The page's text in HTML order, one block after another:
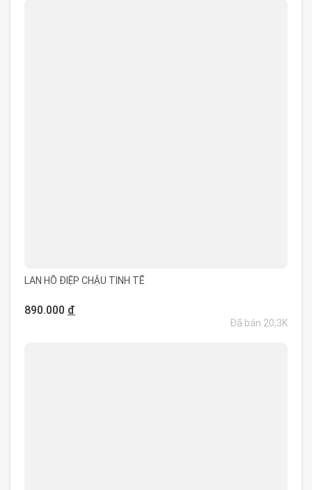
LAN HỒ ĐIỆP CHẬU TINH TẾ
890.000 đ
Đã bán 20,3K